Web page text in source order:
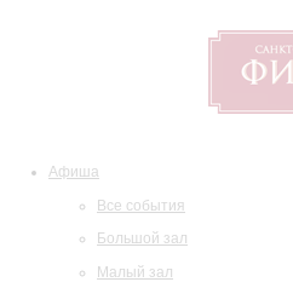
Афиша
Все события
Большой зал
Малый зал